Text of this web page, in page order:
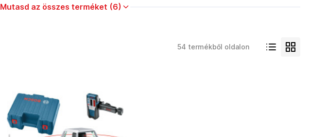
Mutasd az összes terméket (6)
54 termékből oldalon